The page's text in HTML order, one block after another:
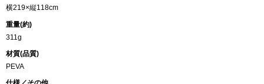
横219×縦118cm
重量(約)
311g
材質(品質)
PEVA